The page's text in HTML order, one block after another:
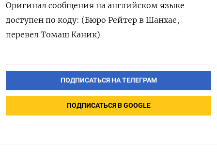
Оригинал сообщения на английском языке
доступен по коду: (Бюро Рейтер в Шанхае,
перевел Томаш Каник)
ПОДПИСАТЬСЯ НА ТЕЛЕГРАМ
ПОДПИСАТЬСЯ В GOOGLE